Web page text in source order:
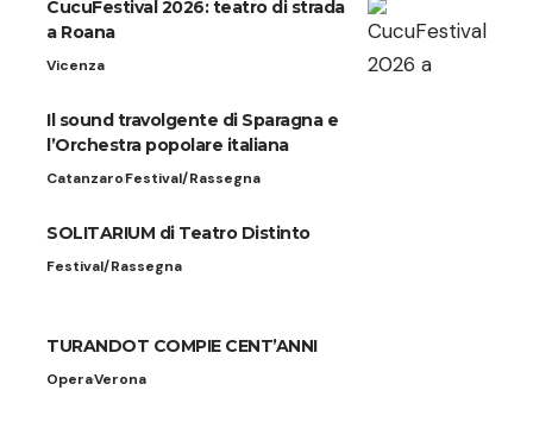
CucuFestival 2026: teatro di strada
a Roana
Vicenza
Il sound travolgente di Sparagna e
l’Orchestra popolare italiana
CatanzaroFestival/Rassegna
SOLITARIUM di Teatro Distinto
Festival/Rassegna
TURANDOT COMPIE CENT’ANNI
OperaVerona